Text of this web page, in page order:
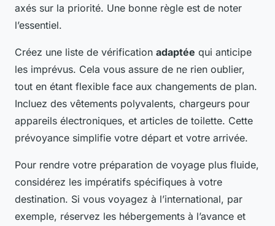
axés sur la priorité. Une bonne règle est de noter
l’essentiel.
Créez une liste de vérification adaptée qui anticipe
les imprévus. Cela vous assure de ne rien oublier,
tout en étant flexible face aux changements de plan.
Incluez des vêtements polyvalents, chargeurs pour
appareils électroniques, et articles de toilette. Cette
prévoyance simplifie votre départ et votre arrivée.
Pour rendre votre préparation de voyage plus fluide,
considérez les impératifs spécifiques à votre
destination. Si vous voyagez à l’international, par
exemple, réservez les hébergements à l’avance et